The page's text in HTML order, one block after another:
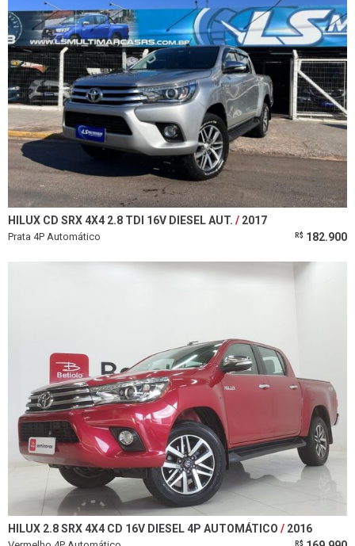
HILUX CD SRX 4X4 2.8 TDI 16V DIESEL AUT. 2017
Prata 4P Automático R$ 182.900
HILUX 2.8 SRX 4X4 CD 16V DIESEL 4P AUTOMÁTICO 2016
R$